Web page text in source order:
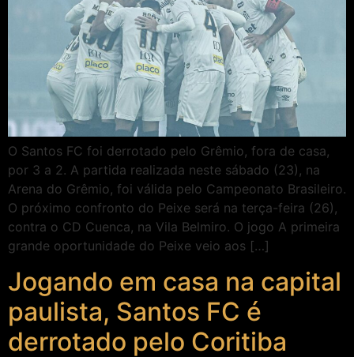
O Santos FC foi derrotado pelo Grêmio, fora de casa,
por 3 a 2. A partida realizada neste sábado (23), na
Arena do Grêmio, foi válida pelo Campeonato Brasileiro.
O próximo confronto do Peixe será na terça-feira (26),
contra o CD Cuenca, na Vila Belmiro. O jogo A primeira
grande oportunidade do Peixe veio aos […]
Jogando em casa na capital
paulista, Santos FC é
derrotado pelo Coritiba